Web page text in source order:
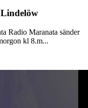
Radio Maranata sänder
kl 8.m...